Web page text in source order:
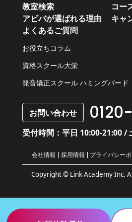
教室検索
コー
アビバが選ばれる理由
キャ
よくあるご質問
お役立ちコラム
資格スクール大栄
発音矯正スクール ハミングバード
お問い合わせ
受付時間：平日 10:00-21:00 /
Copyright © Link Academy Inc.
会社情報 採用情報 プライバシー